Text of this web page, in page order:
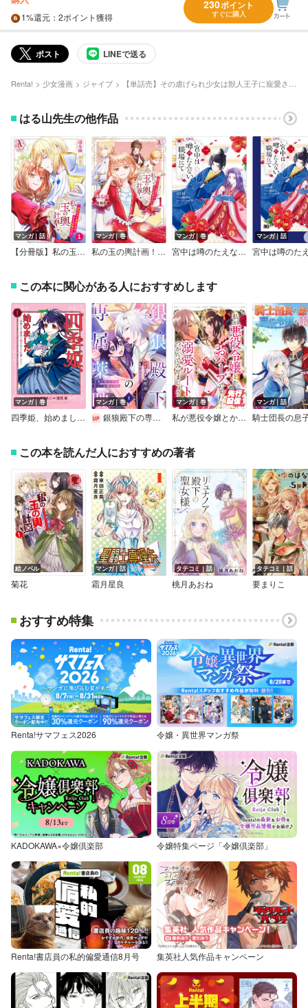
1%還元 ：2ポイント獲得
230ポイント
すぐに購入
ポスト LINEで送る
Renta! 少女漫画 ジャイブ
はる山先生の他作品
マンガ｜話
【分冊版】私の玉の輿計画！ ～望まれない側室ですが、むしろ好都合です～（アリアンローズコミックス）
マンガ｜巻
私の玉の輿計画！ ～望まれない側室ですが、むしろ好都合です～（アリアンローズコミックス）
マンガ｜巻
宮中は噂のたえない職場にて
マンガ｜話
この本に関心がある人におすすめします
マンガ｜巻
四季姫、始めました～召喚された世界で春を司るお仕事します～
マンガ｜巻
銀狼殿下の専属薬師～冷酷な狼王子は私にしか懐かない～
マンガ｜巻
私が悪役令嬢とか、おハーブですわ！ 溺愛ルートつかんでみせましょう！ ネクストFアンソロジー
マンガ｜話
この本を読んだ人におすすめの著者
絵ノベル
菊花
マンガ｜話
霜月星良
タテコミ｜話
桃月あおね
タテコミ｜話
要まりこ
おすすめ特集
Renta!サマフェス2026 令嬢・異世界マンガ祭
KADOKAWA×令嬢倶楽部 令嬢特集ページ「令嬢倶楽部」
Renta!書店員の私的偏愛通信8月号 集英社人気作品キャンペーン